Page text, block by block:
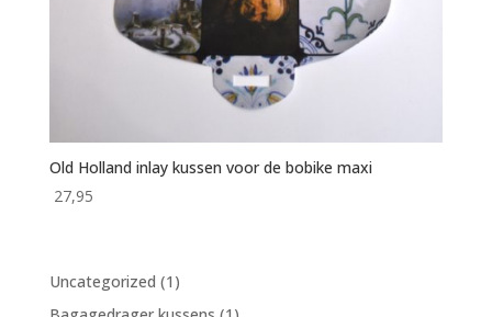
Old Holland inlay kussen voor de bobike maxi
27,95
Uncategorized 1 1
product